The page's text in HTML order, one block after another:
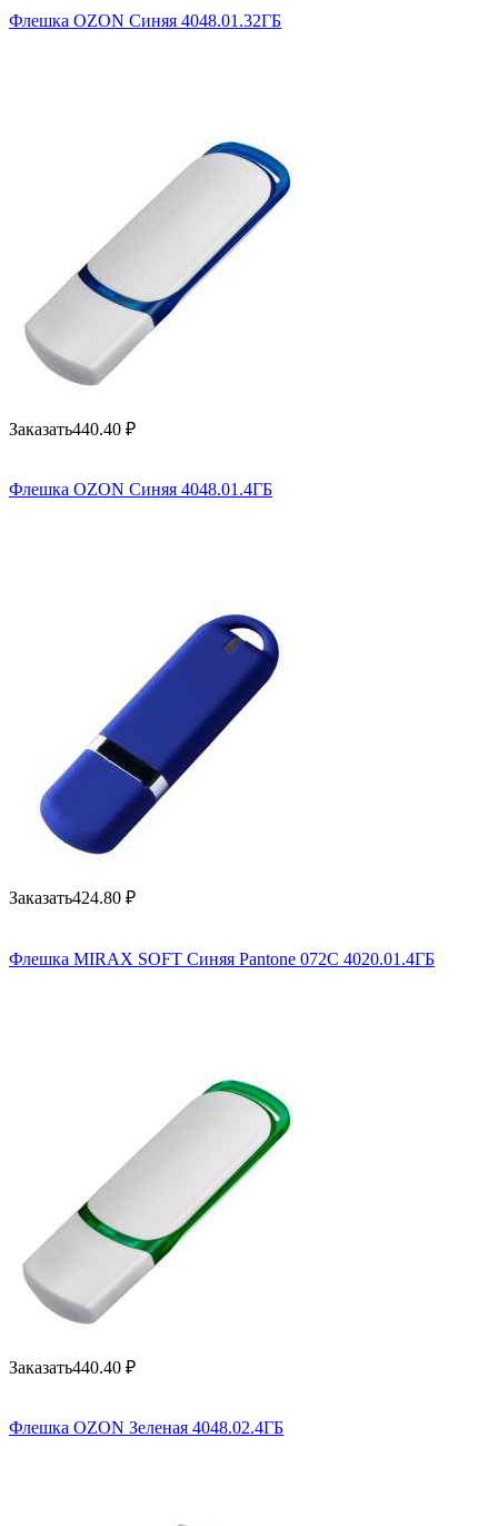
Флешка OZON Синяя 4048.01.32ГБ
Заказать440.40 ₽
Флешка OZON Синяя 4048.01.4ГБ
Заказать424.80 ₽
Флешка MIRAX SOFT Синяя Pantone 072C 4020.01.4ГБ
Заказать440.40 ₽
Флешка OZON Зеленая 4048.02.4ГБ